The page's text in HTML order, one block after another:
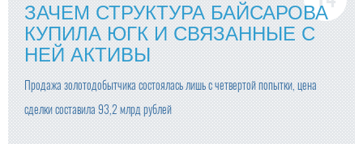
ЗАЧЕМ СТРУКТУРА БАЙСАРОВА
КУПИЛА ЮГК И СВЯЗАННЫЕ С
НЕЙ АКТИВЫ
Продажа золотодобытчика состоялась лишь с четвертой попытки, цена
сделки составила 93,2 млрд рублей